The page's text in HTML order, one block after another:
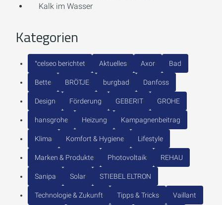
Kalk im Wasser
Kategorien
°celseo berichtet Aktuelles Axor Bad
Bette BRÖTJE burgbad Danfoss
Design Förderung GEBERIT GROHE
hansgrohe Heizung Kampagnenbeitrag
Klima Komfort & Hygiene Lifestyle
Marken & Produkte Photovoltaik REHAU
Sanipa Solar STIEBEL ELTRON
Technologie & Zukunft Tipps & Tricks Vaillant